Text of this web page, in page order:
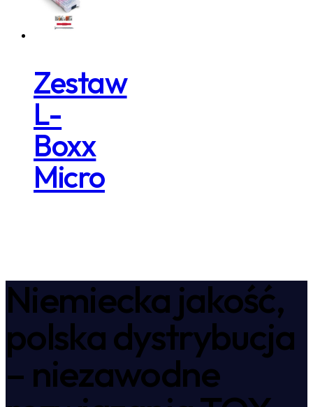
Zestaw
L-
Boxx
Micro
Niemiecka jakość,
polska dystrybucja
– niezawodne